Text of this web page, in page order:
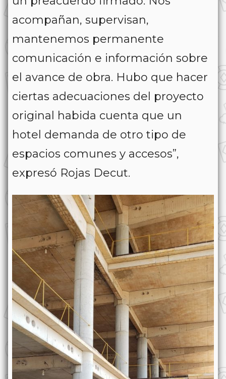
acompañan, supervisan,
mantenemos permanente
comunicación e información sobre
el avance de obra. Hubo que hacer
ciertas adecuaciones del proyecto
original habida cuenta que un
hotel demanda de otro tipo de
espacios comunes y accesos”,
expresó Rojas Decut.